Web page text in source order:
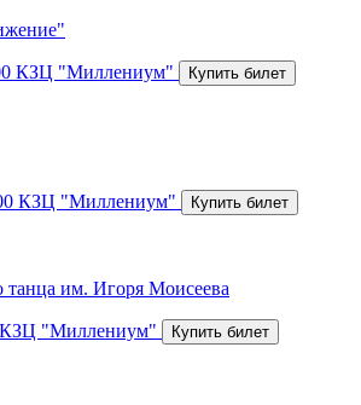
КЗЦ "Миллениум"
КЗЦ "Миллениум"
танца им. Игоря Моисеева
КЗЦ "Миллениум"